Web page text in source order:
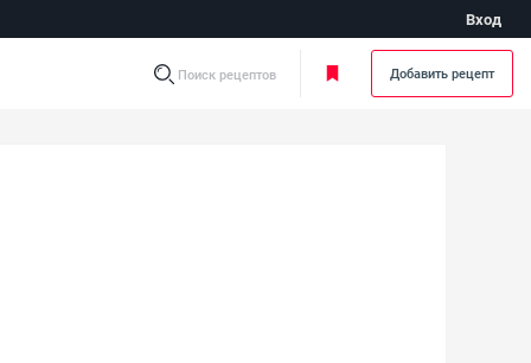
Вход
Поиск рецептов Добавить рецепт